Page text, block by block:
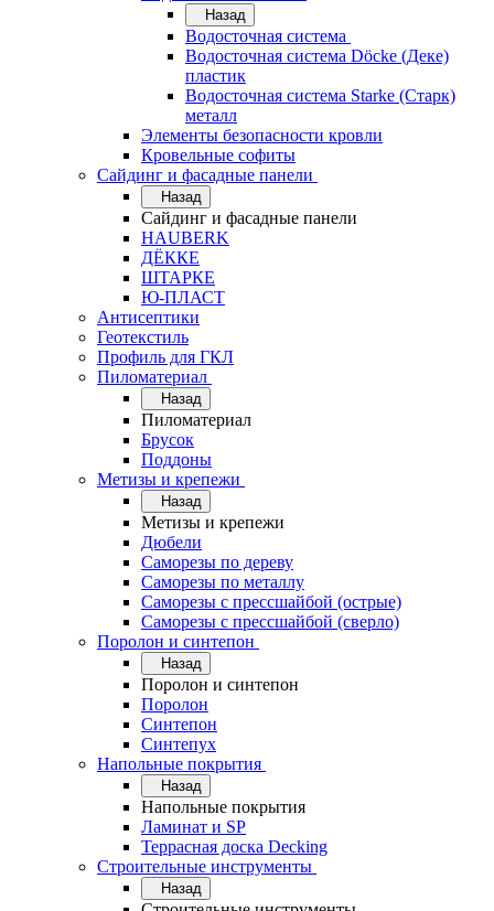
Назад
Водосточная система
Водосточная система Döcke (Деке)
пластик
Водосточная система Starke (Старк)
металл
Элементы безопасности кровли
Кровельные софиты
Сайдинг и фасадные панели
Назад
Сайдинг и фасадные панели
HAUBERK
ДЁККЕ
ШТАРКЕ
Ю-ПЛАСТ
Антисептики
Геотекстиль
Профиль для ГКЛ
Пиломатериал
Назад
Пиломатериал
Брусок
Поддоны
Метизы и крепежи
Назад
Метизы и крепежи
Дюбели
Саморезы по дереву
Саморезы по металлу
Саморезы с прессшайбой (острые)
Саморезы с прессшайбой (сверло)
Поролон и синтепон
Назад
Поролон и синтепон
Поролон
Синтепон
Синтепух
Напольные покрытия
Назад
Напольные покрытия
Ламинат и SP
Террасная доска Decking
Строительные инструменты
Назад